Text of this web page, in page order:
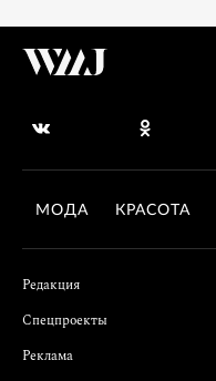
МОДА КРАСОТА
Редакция
Спецпроекты
Реклама